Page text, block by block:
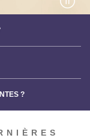
?